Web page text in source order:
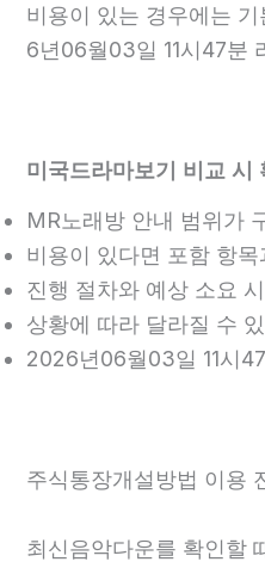
비용이 있는 경우에는
6년06월03일 11시47분
미국드라마보기 비교
MR노래방 안내 범위가
비용이 있다면 포함 항
진행 절차와 예상 소요
상황에 따라 달라질 수
2026년06월03일 11시
주식통장개설방법 이용
최신음악다운를 확인할